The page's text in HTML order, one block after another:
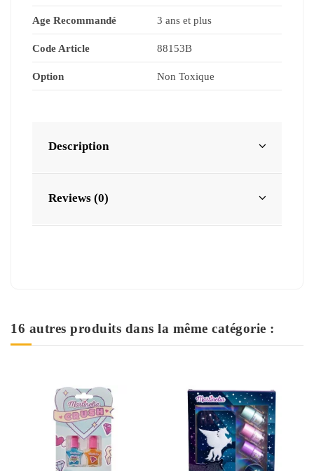
Age Recommandé 3 ans et plus
Code Article 88153B
Option Non Toxique
Description
Reviews (0)
16 autres produits dans la même catégorie :